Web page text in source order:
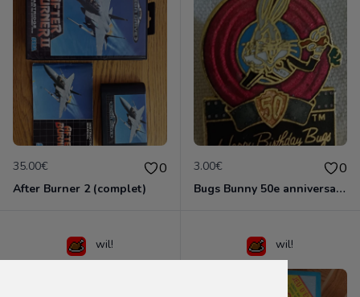
35.00€ 0
After Burner 2 (complet)
3.00€ 0
Bugs Bunny 50e anniversaire
wil! wil!